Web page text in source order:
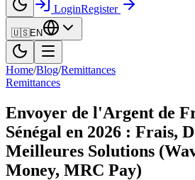
LoginRegister
🇺🇸EN
Home/Blog/Remittances
Remittances
Envoyer de l'Argent de
Sénégal en 2026 : Frais,
Meilleures Solutions
Money, MRC Pay)